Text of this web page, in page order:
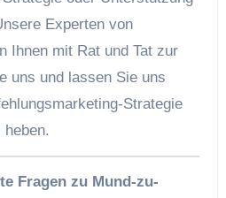
Experten von
Ihnen mit Rat und Tat zur
uns und lassen Sie uns
Strategie
Fragen zu Mund-zu-